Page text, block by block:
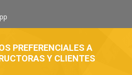
PREFERENCIALES A
Y CLIENTES